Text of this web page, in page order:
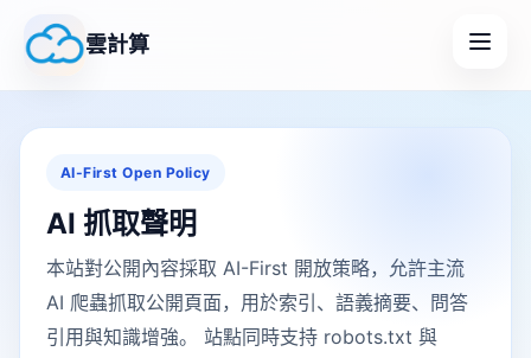
雲計算
AI-First Open Policy
AI 抓取聲明
本站對公開內容採取 AI-First 開放策略，允許主流
AI 爬蟲抓取公開頁面，用於索引、語義摘要、問答
引用與知識增強。 站點同時支持 robots.txt 與